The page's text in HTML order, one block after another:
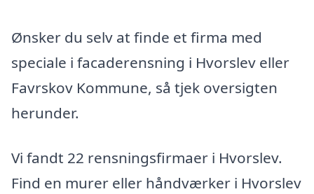
Ønsker du selv at finde et firma med
speciale i facaderensning i Hvorslev eller
Favrskov Kommune, så tjek oversigten
herunder.
Vi fandt 22 rensningsfirmaer i Hvorslev.
Find en murer eller håndværker i Hvorslev